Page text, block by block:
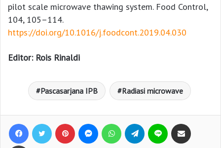
pilot scale microwave thawing system. Food Control,
104, 105–114.
https://doi.org/10.1016/j.foodcont.2019.04.030
Editor: Rois Rinaldi
Pascasarjana IPB Radiasi microwave